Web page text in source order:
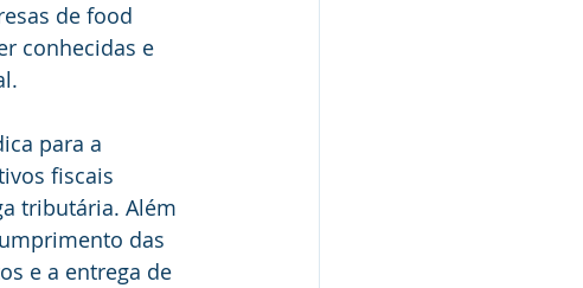
de food
conhecidas e
para a
fiscais
tributária. Além
das
e a entrega de